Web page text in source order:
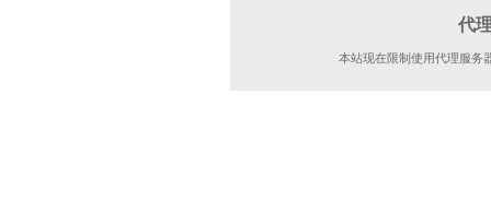
代
本站现在限制使用代理服务